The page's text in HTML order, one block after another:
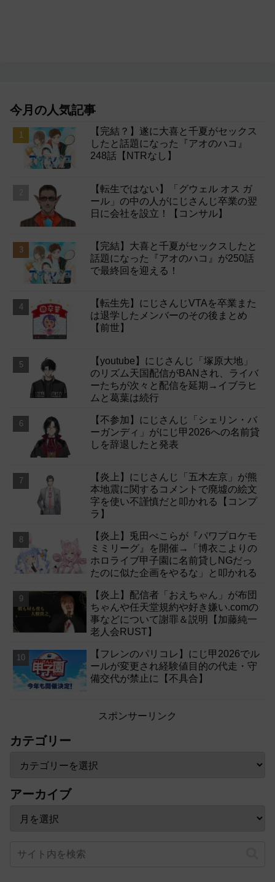
今月の人気記事
【完結？】遂に大喜と千夏がセックス
したと話題になった『アオのハコ』
248話【NTRなし】
【転生ではない】「グウェル オス ガ
ール」の中の人がにじさんじ卒業の翌
日に会社を設立！【コンサル】
【完結】大喜と千夏がセックスしたと
話題になった『アオのハコ』が250話
で最終回を迎える！
【転生先】にじさんじVTAを卒業また
は退学したメンバーのその後まとめ
【前世】
【youtube】にじさんじ「塚原大地」
のリズム天国配信がBANされ、ライバ
ーたちが次々と配信を延期→イブラヒ
ムと葛葉は続行
【不参加】にじさんじ「シェリン・バ
ーガンディ」がにじ甲2026への名前貸
しを辞退したと発表
【炎上】にじさんじ「五木左京」が熊
本地震に関するコメントで廃墟の絵文
字を使い不謹慎だと叩かれる【コンプ
ラ】
【炎上】兎田ぺこらが『パワプロケモ
ミミリーグ』を開催→「博衣こよりの
ホロライブ甲子園に名前貸しNGだっ
たのに似た企画をやるな」と叩かれる
【炎上】配信者「おえちゃん」が布団
ちゃんや任天堂規約や好き嫌い.comの
事などについて謝罪＆説明【加藤純一
老人会RUST】
【フレンのパリコレ】にじ甲2026でル
ールが変更され経験値目的の代走・守
備交代が禁止に【不具合】
スポンサーリンク
カテゴリー
アーカイブ